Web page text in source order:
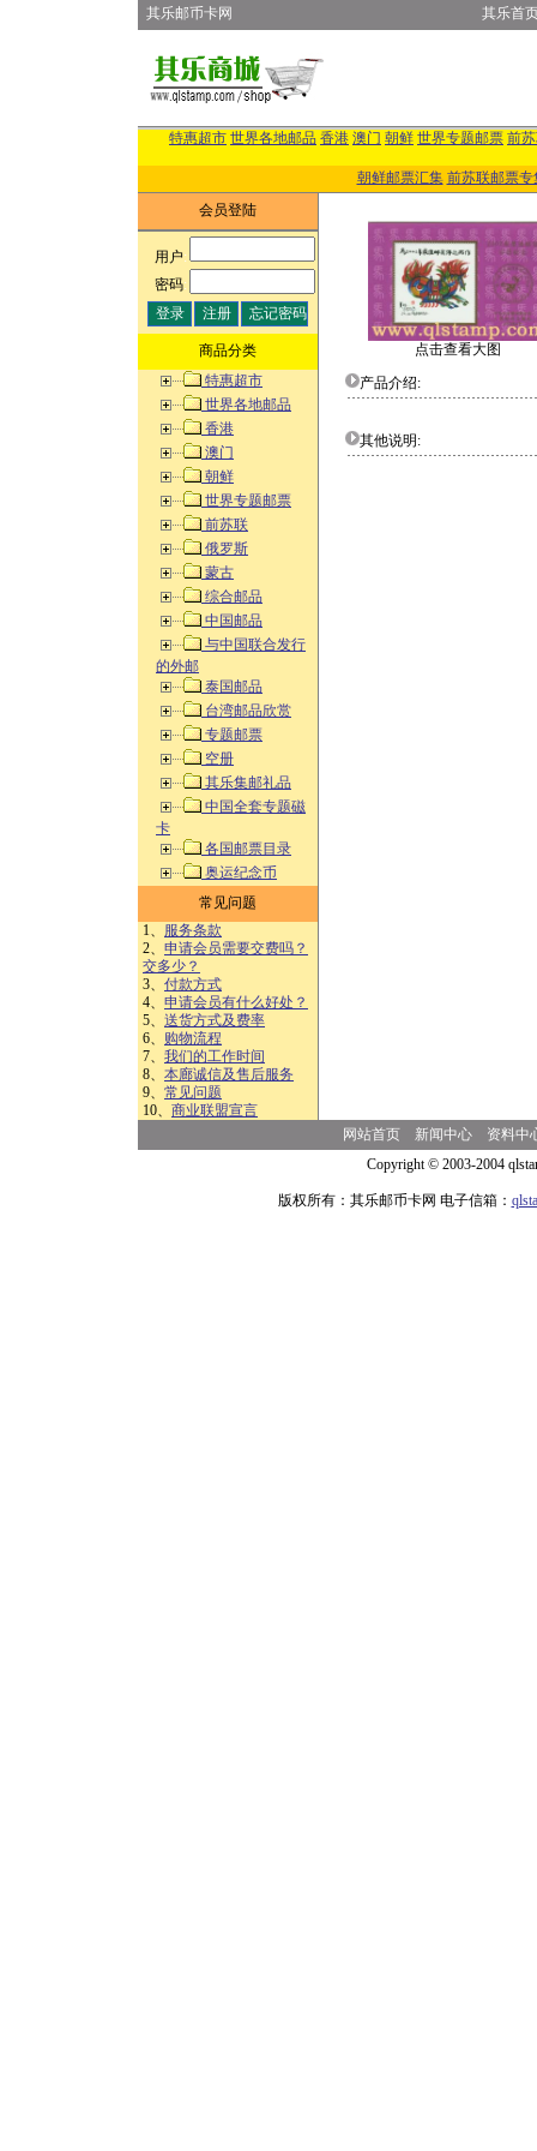
其乐邮币卡网 其乐首
特惠超市 世界各地邮品 香港 澳门 朝鲜 世界专题邮票 前
朝鲜邮票汇集 前苏联邮票专
会员登陆
用户:
密码:
商品分类
特惠超市
世界各地邮品
香港
澳门
朝鲜
世界专题邮票
前苏联
俄罗斯
蒙古
综合邮品
中国邮品
与中国联合发行
的外邮
泰国邮品
台湾邮品欣赏
专题邮票
空册
其乐集邮礼品
中国全套专题磁
卡
各国邮票目录
奥运纪念币
常见问题
1、 服务条款
2、 申请会员需要交费吗？
交多少？
3、 付款方式
4、 申请会员有什么好处？
5、 送货方式及费率
6、 购物流程
7、 我们的工作时间
8、 本廊诚信及售后服务
9、 常见问题
10、 商业联盟宣言
点击查看大图
产品介绍:
其他说明:
网站首页 新闻中心
资料中
Copyright © 2003-2004
版权所有：其乐邮币卡网 电子信箱：